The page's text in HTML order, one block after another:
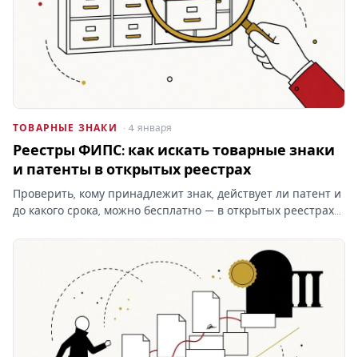
ТОВАРНЫЕ ЗНАКИ · 4 января
Реестры ФИПС: как искать товарные знаки
и патенты в открытых реестрах
Проверить, кому принадлежит знак, действует ли патент и
до какого срока, можно бесплатно — в открытых реестрах
институт, чем они отличаются от платного поиска и что в